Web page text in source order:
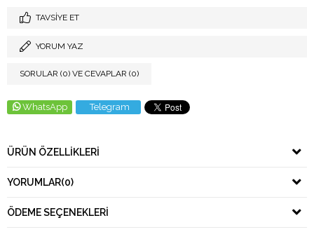
TAVSIYE ET
YORUM YAZ
SORULAR (0) VE CEVAPLAR (0)
WhatsApp Telegram
ÜRÜN ÖZELLIKLERI
YORUMLAR(0)
ÖDEME SEÇENEKLERI